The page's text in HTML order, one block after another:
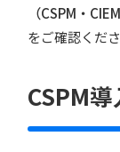
（CSPM・
をご確認くださ
CSPM